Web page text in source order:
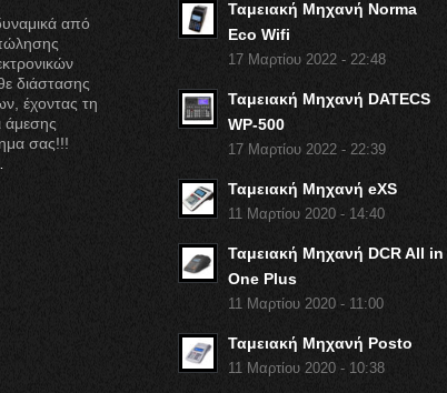
από
διάστασης
έχοντας τη
άμεσης
σας!!!
Ταμειακή Μηχανή Norma
Eco Wifi
17 Μαρτίου 2022 - 22:48
Ταμειακή Μηχανή DATECS
WP-500
17 Μαρτίου 2022 - 22:39
Ταμειακή Μηχανή eXS
11 Μαρτίου 2020 - 14:40
Ταμειακή Μηχανή DCR All in
One Plus
11 Μαρτίου 2020 - 11:00
Ταμειακή Μηχανή Posto
11 Μαρτίου 2020 - 10:38